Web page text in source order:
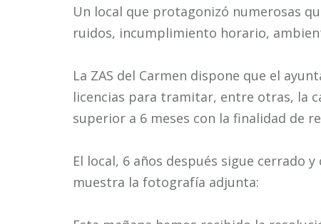
Un local que protagonizó numerosas
ruidos, incumplimiento horario,
La ZAS del Carmen dispone que el
licencias para tramitar, entre otras, la
superior a 6 meses con la finalidad de
El local, 6 años después sigue cerrado
muestra la fotografía adjunta: